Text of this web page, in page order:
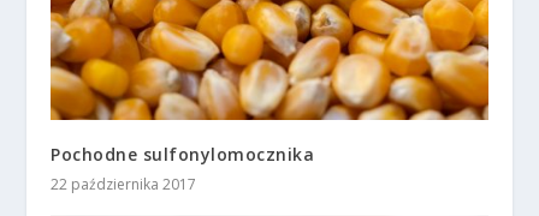
Pochodne sulfonylomocznika
22 października 2017